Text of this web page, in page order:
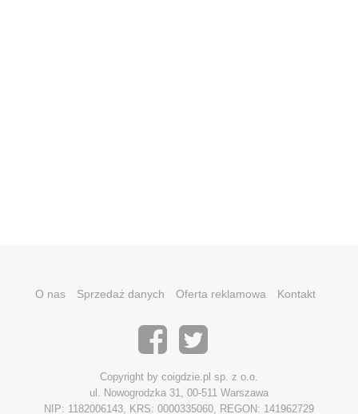
O nas Sprzedaż danych Oferta reklamowa Kontakt
Copyright by coigdzie.pl sp. z o.o.
ul. Nowogrodzka 31, 00-511 Warszawa
NIP: 1182006143, KRS: 0000335060, REGON: 141962729